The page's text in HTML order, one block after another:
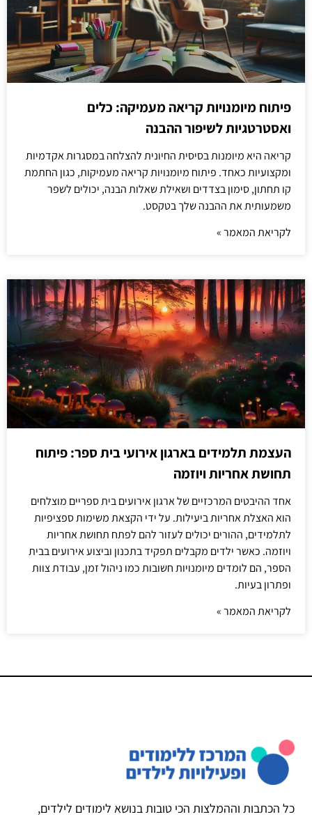
פיתוח מיומנויות קריאה מעמיקה: כלים
ואסטרטגיות לשיפור ההבנה
קריאה היא מיומנות בסיסית החיונית להצלחה במסגרות אקדמיות
ומקצועיות כאחד. פיתוח מיומנויות קריאה מעמיקות, כגון החתמת
קו תחתון, סימון בצדדים ושאילת שאלות הבנה, יכולים לשפר
משמעותית את ההבנה שלך בטקסט.
לקריאת המאמר »
העצמת תלמידים בארגון אירועי בית ספר: פיתוח
תחושת אחריות ויוזמה
אחד ההיבטים המרכזיים של ארגון אירועים בית ספריים מוצלחים
הוא האצלת אחריות ביעילות. על ידי הקצאת משימות ספציפיות
לתלמידים, ההורים יכולים לעזור להם לפתח תחושת אחריות
ויוזמה. כאשר ילדים מקבלים תפקיד בתכנון וביצוע אירועים בבית
הספר, הם לומדים מיומנויות חשובות כמו ניהול זמן, עבודת צוות
ופתרון בעיות.
לקריאת המאמר »
כל הכתבות וההמלצות הכי טובות בנושא לימודים לילדים,